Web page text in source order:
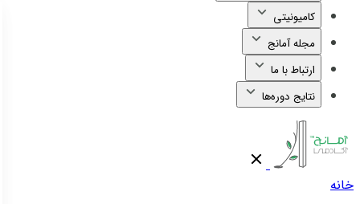
کامیونیتی
مجله آمانج
ارتباط با ما
نتایج دوره‌ها
خانه